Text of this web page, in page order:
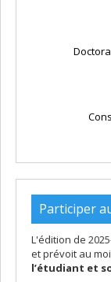
Participer
L'édition de
et prévoit au
l’étudiant et